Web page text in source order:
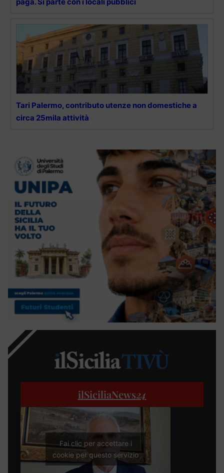
Tari Palermo, contributo utenze non domestiche a
circa 25mila attività
ilSiciliaNews24
Fai clic per accettare i
cookie per questo servizio